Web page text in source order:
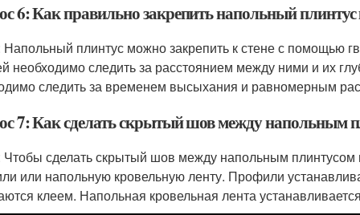
6: Как правильно закрепить напольный плинтус
Напольный плинтус можно закрепить к стене с помощью
необходимо следить за расстоянием между ними и их
следить за временем высыхания и равномерным
7: Как сделать скрытый шов между напольным
Чтобы сделать скрытый шов между напольным
или напольную кровельную ленту. Профили
клеем. Напольная кровельная лента